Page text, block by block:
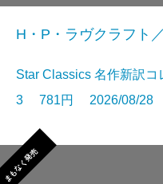
H・P・ラヴクラフト
Star Classics 名作新訳
3 781円 2026/08/28
まもなく発売